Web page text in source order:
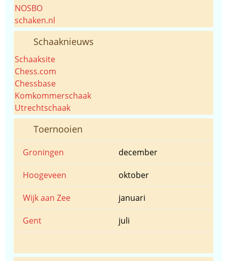
NOSBO
schaken.nl
Schaaknieuws
Schaaksite
Chess.com
Chessbase
Komkommerschaak
Utrechtschaak
Toernooien
Groningen december
Hoogeveen oktober
Wijk aan Zee januari
Gent juli